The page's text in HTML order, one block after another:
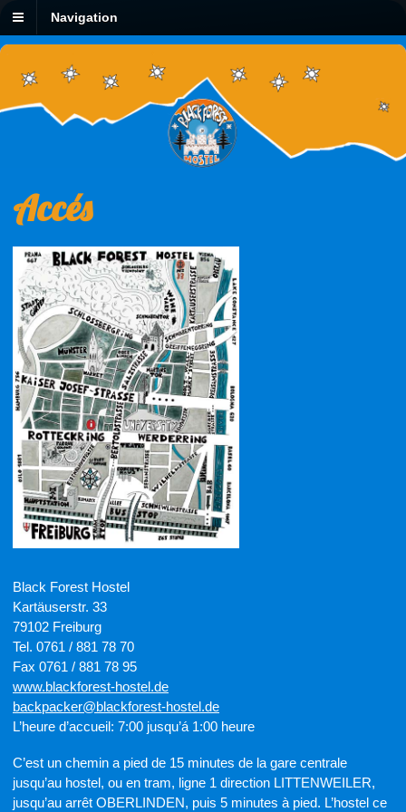
Navigation
Accés
Black Forest Hostel
Kartäuserstr. 33
79102 Freiburg
Tel. 0761 / 881 78 70
Fax 0761 / 881 78 95
www.blackforest-hostel.de
backpacker@blackforest-hostel.de
L’heure d’accueil: 7:00 jusqu’á 1:00 heure
C’est un chemin a pied de 15 minutes de la gare centrale
jusqu’au hostel, ou en tram, ligne 1 direction LITTENWEILER,
jusqu’au arrêt OBERLINDEN, puis 5 minutes à pied. L’hostel ce